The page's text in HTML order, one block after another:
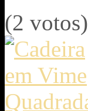
(2 votos)